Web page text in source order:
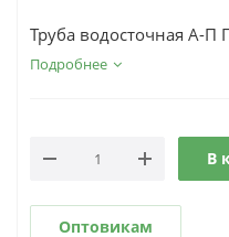
Труба водосточная А-
Подробнее
В
Оптовикам